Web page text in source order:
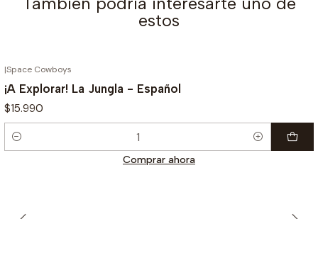
estos
|Space Cowboys
¡A Explorar! La Jungla - Español
$15.990
Cantidad
Comprar ahora